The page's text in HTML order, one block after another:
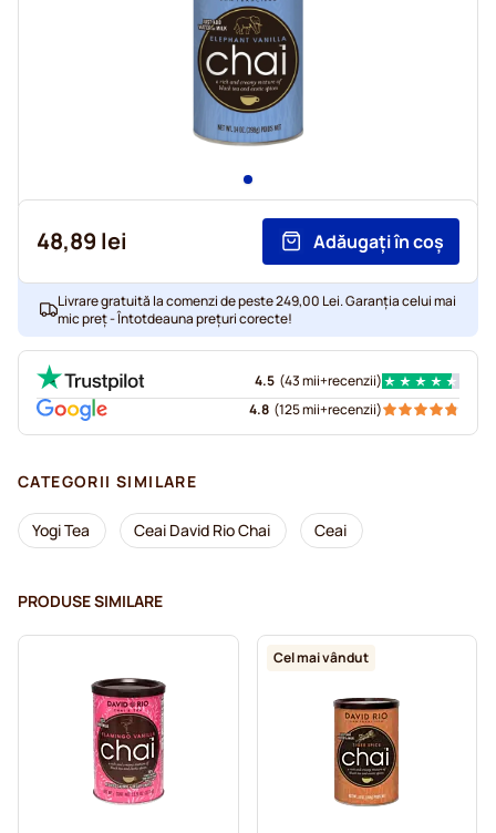
48,89 lei Adăugați în coș
Livrare gratuită la comenzi de peste 249,00 Lei. Garanția celui mai
mic preț - Întotdeauna prețuri corecte!
4.5 (43 mii+recenzii)
4.8 (125 mii+recenzii)
CATEGORII SIMILARE
Yogi Tea Ceai David Rio Chai Ceai
PRODUSE SIMILARE
Cel mai vândut